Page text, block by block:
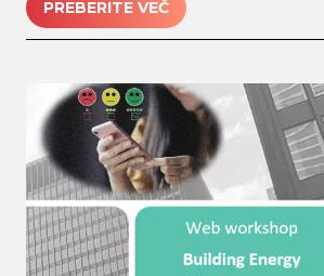
PREBERITE VEČ